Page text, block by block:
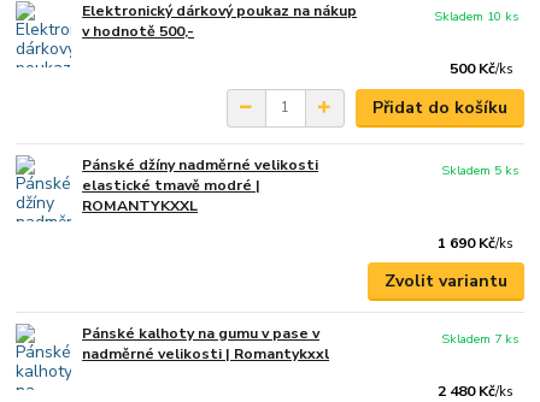
Elektronický dárkový poukaz na nákup
v hodnotě 500,-
500 Kč/ks
Skladem 10 ks
Přidat do košíku
Pánské džíny nadměrné velikosti
elastické tmavě modré |
ROMANTYKXXL
1 690 Kč/ks
Skladem 5 ks
Zvolit variantu
Pánské kalhoty na gumu v pase v
nadměrné velikosti | Romantykxxl
2 480 Kč/ks
Skladem 7 ks